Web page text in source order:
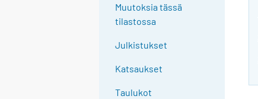
Muutoksia tässä
tilastossa
Julkistukset
Katsaukset
Taulukot